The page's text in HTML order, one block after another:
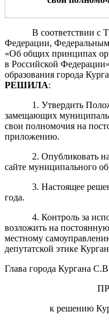
В соответствии с
Федерации,
«Об общих принципах
в Российской
образования города
РЕШИЛА:
1. Утвердить
замещающих
свои полномочия на
приложению.
2. Опубликовать
сайте муниципального
3. Настоящее
года.
4. Контроль за
возложить на
местному
депутатской этике
Глава города Кургана
к решению